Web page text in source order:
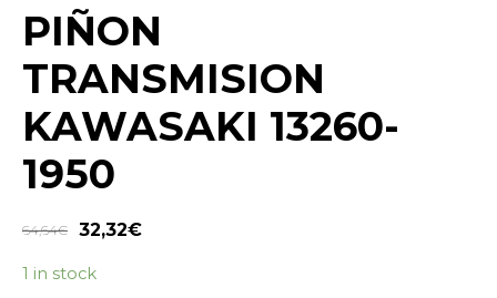
PIÑON
TRANSMISION
KAWASAKI 13260-
1950
64,64€ 32,32€
1 in stock